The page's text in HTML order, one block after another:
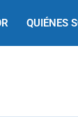
QUIÉNES